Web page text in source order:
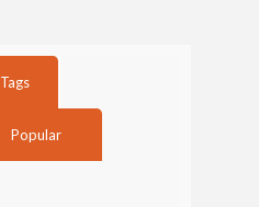
Tags
Popular